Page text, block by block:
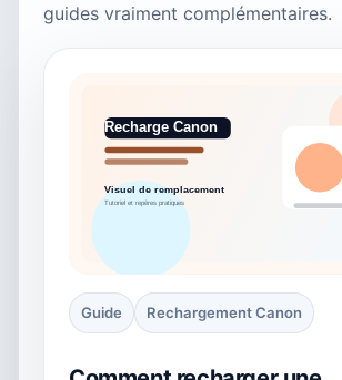
guides vraiment complémentaires.
Guide Rechargement Canon